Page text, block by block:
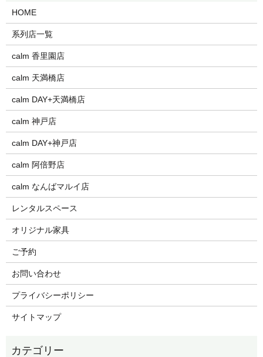
HOME
系列店一覧
calm 香里園店
calm 天満橋店
calm DAY+天満橋店
calm 神戸店
calm DAY+神戸店
calm 阿倍野店
calm なんばマルイ店
レンタルスペース
オリジナル家具
ご予約
お問い合わせ
プライバシーポリシー
サイトマップ